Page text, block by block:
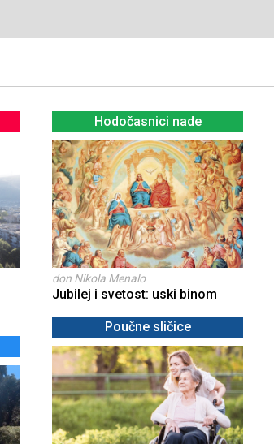
Hodočasnici nade
don Nikola Menalo
Jubilej i svetost: uski binom
Poučne sličice